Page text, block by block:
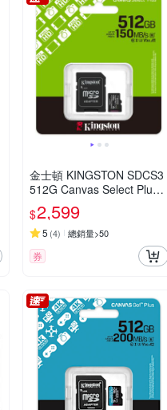
金士頓 KINGSTON SDCS3
512G Canvas Select Plus 5
12GB U3 V30 A1 記憶卡
$2,599
5 (4) 總銷量>50
券